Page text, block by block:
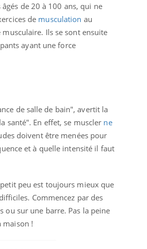
de 20 à 100 ans, qui ne
de musculation au
Ils se sont ensuite
ayant une force
de salle de bain", avertit la
santé". En effet, se muscler ne
doivent être menées pour
et à quelle intensité il faut
peu est toujours mieux que
Commencez par des
ou sur une barre. Pas la peine
maison !